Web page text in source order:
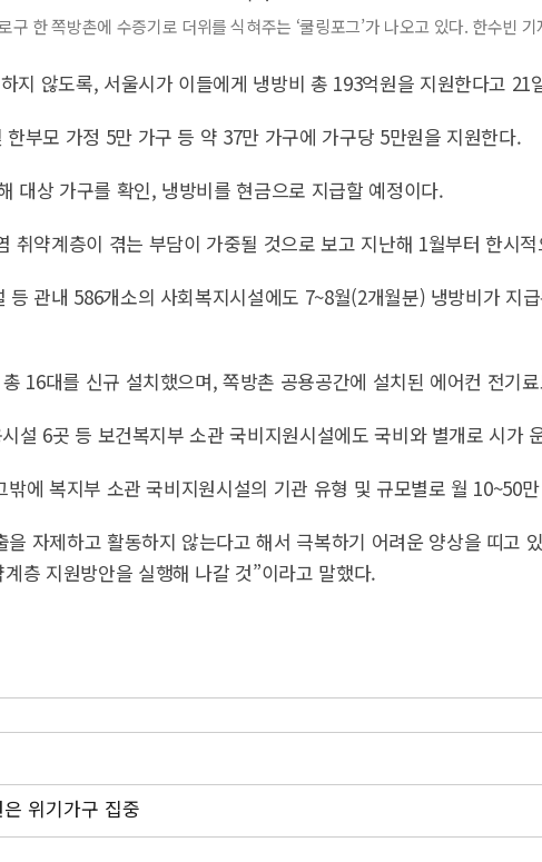
구 한 쪽방촌에 수증기로 더위를 식혀주는 ‘쿨링포그’가 나오고 있다. 한수빈 기
지 않도록, 서울시가 이들에게 냉방비 총 193억원을 지원한다고 21
부모 가정 5만 가구 등 약 37만 가구에 가구당 5만원을 지원한다.
대상 가구를 확인, 냉방비를 현금으로 지급할 예정이다.
약계층이 겪는 부담이 가중될 것으로 보고 지난해 1월부터 한시
관내 586개소의 사회복지시설에도 7~8월(2개월분) 냉방비가 지
16대를 신규 설치했으며, 쪽방촌 공용공간에 설치된 에어컨 전기
설 6곳 등 보건복지부 소관 국비지원시설에도 국비와 별개로 시가
에 복지부 소관 국비지원시설의 기관 유형 및 규모별로 월 10~50
자제하고 활동하지 않는다고 해서 극복하기 어려운 양상을 띠고
층 지원방안을 실행해 나갈 것”이라고 말했다.
위기가구 집중